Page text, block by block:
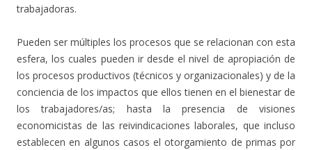
trabajadoras.
Pueden ser múltiples los procesos que se relacionan con esta
esfera, los cuales pueden ir desde el nivel de apropiación de
los procesos productivos (técnicos y organizacionales) y de la
conciencia de los impactos que ellos tienen en el bienestar de
los trabajadores/as; hasta la presencia de visiones
economicistas de las reivindicaciones laborales, que incluso
establecen en algunos casos el otorgamiento de primas por